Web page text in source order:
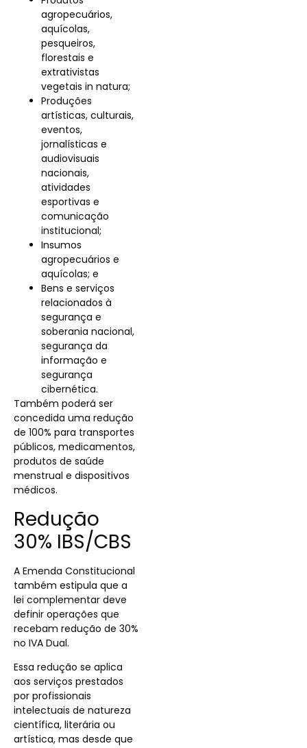
agropecuários,
aquícolas,
pesqueiros,
florestais e
extrativistas
vegetais in natura;
Produções
artísticas, culturais,
eventos,
jornalísticas e
audiovisuais
nacionais,
atividades
esportivas e
comunicação
institucional;
Insumos
agropecuários e
aquícolas; e
Bens e serviços
relacionados à
segurança e
soberania nacional,
segurança da
informação e
segurança
cibernética.
Também poderá ser
concedida uma redução
de 100% para transportes
públicos, medicamentos,
produtos de saúde
menstrual e dispositivos
médicos.
Redução
30% IBS/CBS
A Emenda Constitucional
também estipula que a
lei complementar deve
definir operações que
recebam redução de 30%
no IVA Dual.
Essa redução se aplica
aos serviços prestados
por profissionais
intelectuais de natureza
científica, literária ou
artística, mas desde que